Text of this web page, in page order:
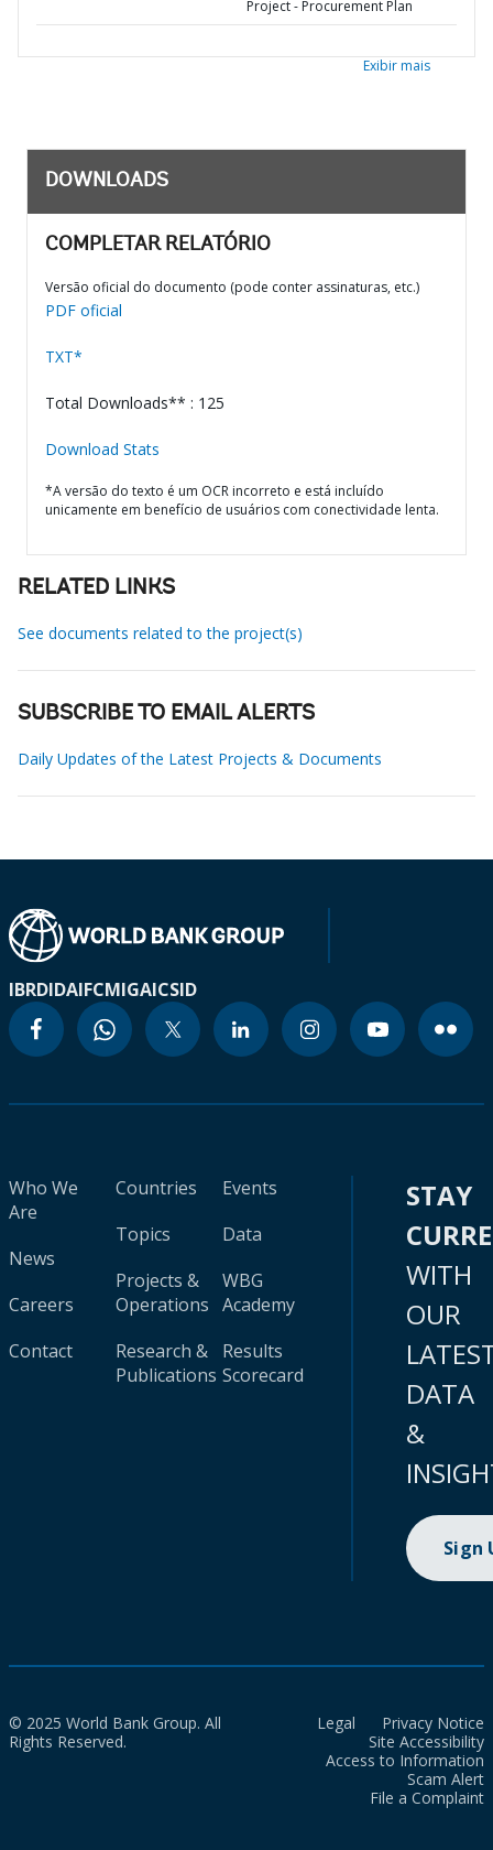
Project - Procurement Plan
Exibir mais
DOWNLOADS
COMPLETAR RELATÓRIO
Versão oficial do documento (pode conter assinaturas, etc.)
PDF oficial
TXT*
Total Downloads** : 125
Download Stats
*A versão do texto é um OCR incorreto e está incluído
unicamente em benefício de usuários com conectividade lenta.
RELATED LINKS
See documents related to the project(s)
SUBSCRIBE TO EMAIL ALERTS
Daily Updates of the Latest Projects & Documents
IBRDIDAIFCMIGAICSID
Who We
Are
News
Careers
Contact
Countries
Topics
Projects &
Operations
Research &
Publications
Events
Data
WBG
Academy
Results
Scorecard
STAY
WITH
OUR
DATA
&
Sign
© 2025 World Bank Group. All
Rights Reserved.
Legal
Privacy Notice
Site Accessibility
Access to Information
Scam Alert
File a Complaint